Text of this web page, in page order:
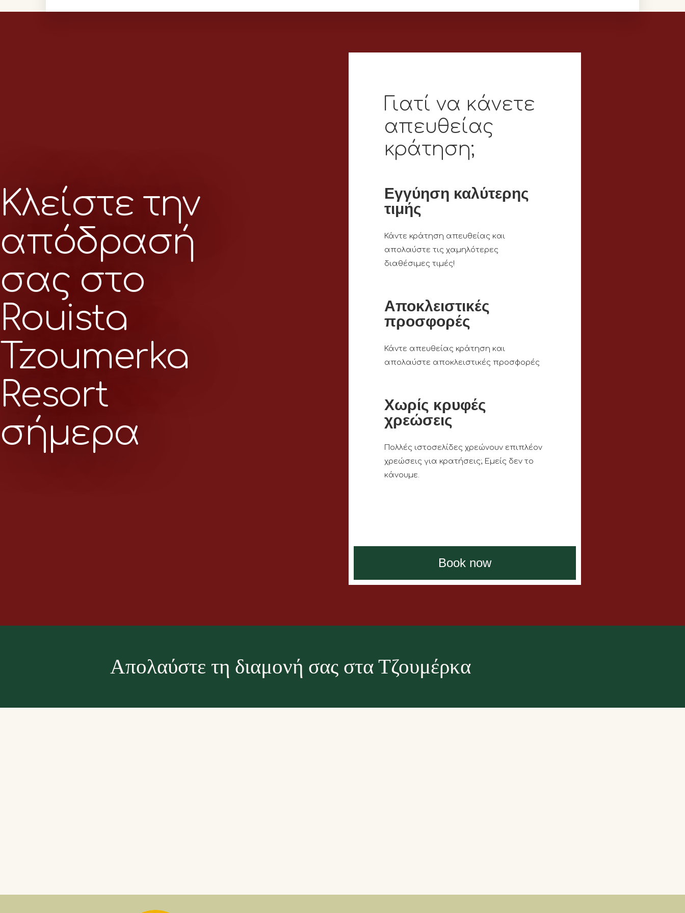
Κλείστε την
απόδρασή
σας στο
Rouista
Tzoumerka
Resort
σήμερα
Γιατί να κάνετε
απευθείας
κράτηση;
Εγγύηση καλύτερης
τιμής
Κάντε κράτηση απευθείας και
απολαύστε τις χαμηλότερες
διαθέσιμες τιμές!
Αποκλειστικές
προσφορές
Κάντε απευθείας κράτηση και
απολαύστε αποκλειστικές προσφορές
Χωρίς κρυφές
χρεώσεις
Πολλές ιστοσελίδες χρεώνουν επιπλέον
χρεώσεις για κρατήσεις; Εμείς δεν το
κάνουμε.
Book now
Απολαύστε τη διαμονή σας στα Τζουμέρκα